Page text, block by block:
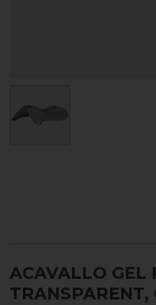
ACAVALLO GEL
TRANSPARENT,